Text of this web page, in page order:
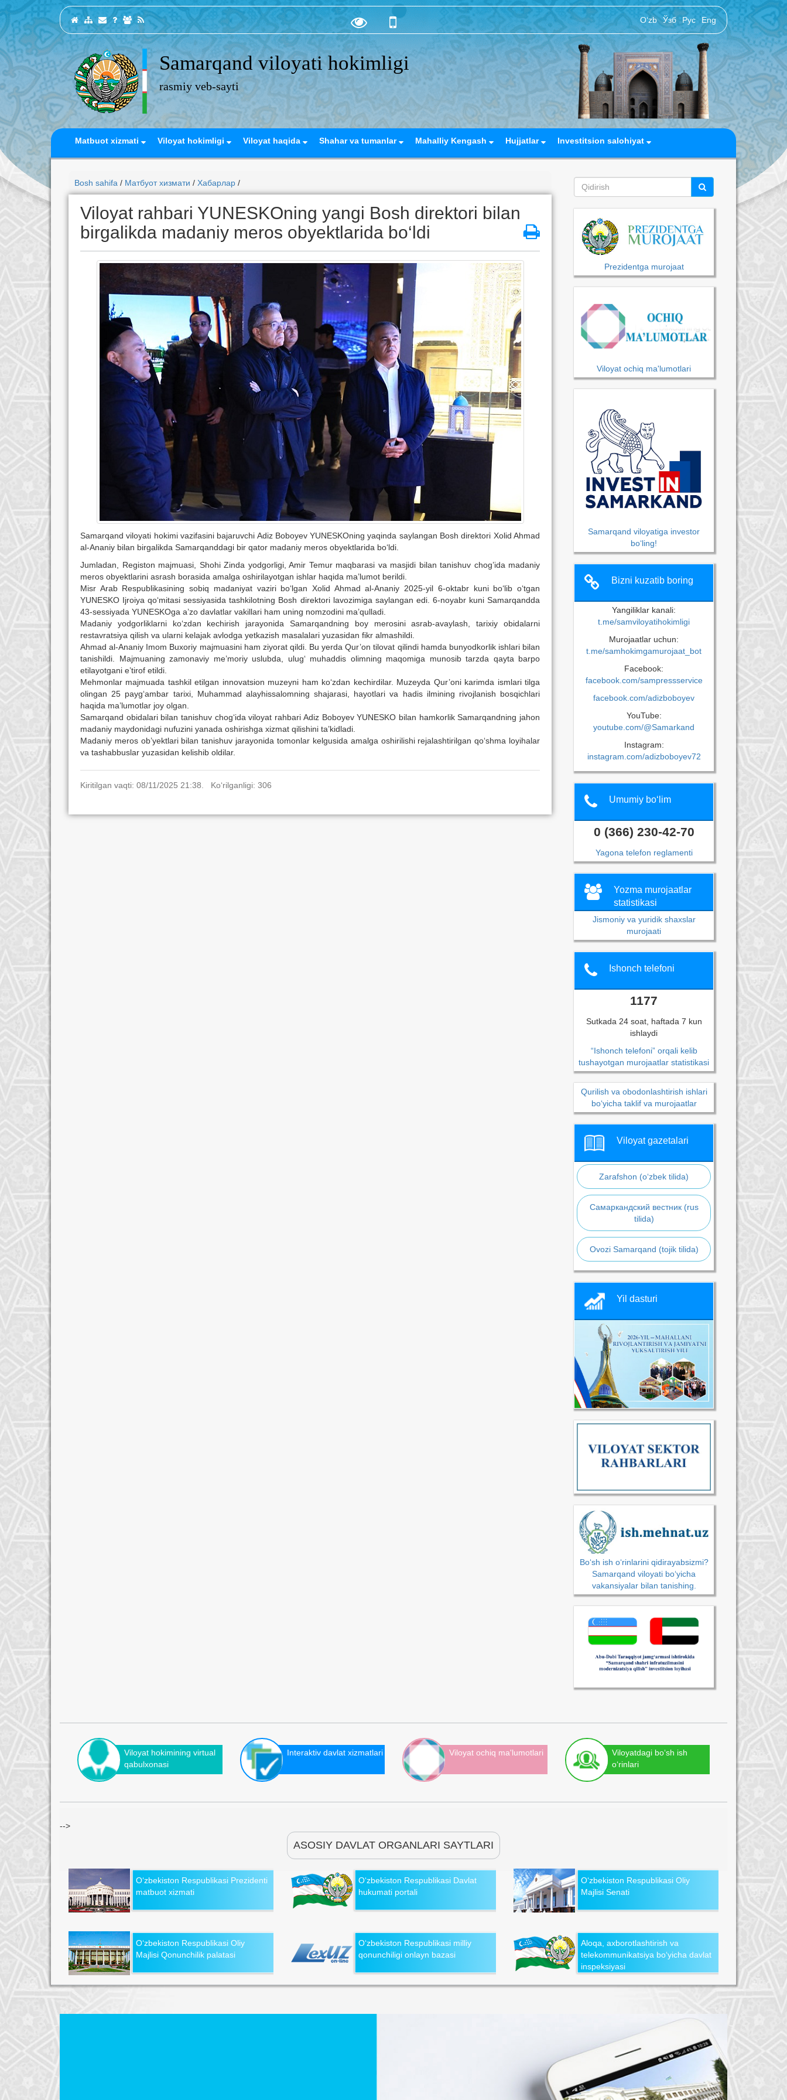
O‘zb Ўзб Рус Eng
Samarqand viloyati hokimligi
rasmiy veb-sayti
Matbuot xizmati Viloyat hokimligi Viloyat haqida Shahar va tumanlar Mahalliy Kengash Hujjatlar Investitsion salohiyat
Bosh sahifa / Матбуот хизмати / Хабарлар /
Viloyat rahbari YUNESKOning yangi Bosh direktori bilan
birgalikda madaniy meros obyektlarida bo‘ldi
Samarqand viloyati hokimi vazifasini bajaruvchi Adiz Boboyev YUNESKOning yaqinda saylangan Bosh direktori Xolid Ahmad
al-Ananiy bilan birgalikda Samarqanddagi bir qator madaniy meros obyektlarida bo‘ldi.
Jumladan, Registon majmuasi, Shohi Zinda yodgorligi, Amir Temur maqbarasi va masjidi bilan tanishuv chog’ida madaniy
meros obyektlarini asrash borasida amalga oshirilayotgan ishlar haqida ma’lumot berildi.
Misr Arab Respublikasining sobiq madaniyat vaziri bo‘lgan Xolid Ahmad al-Ananiy 2025-yil 6-oktabr kuni bo‘lib o‘tgan
YUNESKO Ijroiya qo‘mitasi sessiyasida tashkilotning Bosh direktori lavozimiga saylangan edi. 6-noyabr kuni Samarqandda
43-sessiyada YUNESKOga a’zo davlatlar vakillari ham uning nomzodini ma’qulladi.
Madaniy yodgorliklarni ko‘zdan kechirish jarayonida Samarqandning boy merosini asrab-avaylash, tarixiy obidalarni
restavratsiya qilish va ularni kelajak avlodga yetkazish masalalari yuzasidan fikr almashildi.
Ahmad al-Ananiy Imom Buxoriy majmuasini ham ziyorat qildi. Bu yerda Qur’on tilovat qilindi hamda bunyodkorlik ishlari bilan
tanishildi. Majmuaning zamonaviy me’moriy uslubda, ulug‘ muhaddis olimning maqomiga munosib tarzda qayta barpo
etilayotgani e’tirof etildi.
Mehmonlar majmuada tashkil etilgan innovatsion muzeyni ham ko‘zdan kechirdilar. Muzeyda Qur’oni karimda ismlari tilga
olingan 25 payg‘ambar tarixi, Muhammad alayhissalomning shajarasi, hayotlari va hadis ilmining rivojlanish bosqichlari
haqida ma’lumotlar joy olgan.
Samarqand obidalari bilan tanishuv chog‘ida viloyat rahbari Adiz Boboyev YUNESKO bilan hamkorlik Samarqandning jahon
madaniy maydonidagi nufuzini yanada oshirishga xizmat qilishini ta’kidladi.
Madaniy meros ob’yektlari bilan tanishuv jarayonida tomonlar kelgusida amalga oshirilishi rejalashtirilgan qo‘shma loyihalar
va tashabbuslar yuzasidan kelishib oldilar.
Kiritilgan vaqti: 08/11/2025 21:38. Ko‘rilganligi: 306
Prezidentga murojaat
Viloyat ochiq ma'lumotlari
Samarqand viloyatiga investor
bo‘ling!
Bizni kuzatib boring
Yangiliklar kanali:
t.me/samviloyatihokimligi
Murojaatlar uchun:
t.me/samhokimgamurojaat_bot
Facebook:
facebook.com/sampressservice
facebook.com/adizboboyev
YouTube:
youtube.com/@Samarkand
Instagram:
instagram.com/adizboboyev72
Umumiy bo‘lim
0 (366) 230-42-70
Yagona telefon reglamenti
Yozma murojaatlar
statistikasi
Jismoniy va yuridik shaxslar
murojaati
Ishonch telefoni
1177
Sutkada 24 soat, haftada 7 kun
ishlaydi
“Ishonch telefoni” orqali kelib
tushayotgan murojaatlar statistikasi
Qurilish va obodonlashtirish ishlari
bo‘yicha taklif va murojaatlar
Viloyat gazetalari
Zarafshon (o‘zbek tilida)
Самаркандский вестник (rus
tilida)
Ovozi Samarqand (tojik tilida)
Yil dasturi
Bo‘sh ish o‘rinlarini qidirayabsizmi?
Samarqand viloyati bo‘yicha
vakansiyalar bilan tanishing.
Viloyat hokimining virtual
qabulxonasi
Interaktiv davlat xizmatlari Viloyat ochiq ma'lumotlari
Viloyatdagi bo‘sh ish
o‘rinlari
-->
ASOSIY DAVLAT ORGANLARI SAYTLARI
O‘zbekiston Respublikasi Prezidenti
matbuot xizmati
O‘zbekiston Respublikasi Davlat
hukumati portali
O‘zbekiston Respublikasi Oliy
Majlisi Senati
O‘zbekiston Respublikasi Oliy
Majlisi Qonunchilik palatasi
O‘zbekiston Respublikasi milliy
qonunchiligi onlayn bazasi
Aloqa, axborotlashtirish va
telekommunikatsiya bo‘yicha davlat
inspeksiyasi